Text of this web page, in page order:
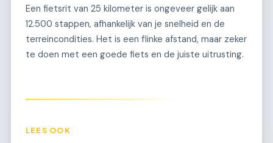
Een fietsrit van 25 kilometer is ongeveer gelijk aan
12.500 stappen, afhankelijk van je snelheid en de
terreincondities. Het is een flinke afstand, maar zeker
te doen met een goede fiets en de juiste uitrusting.
LEES OOK